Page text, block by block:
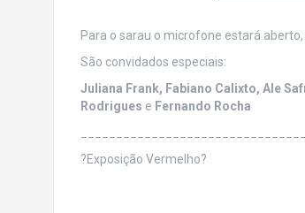
Para o sarau o microfone estará
São convidados especiais:
Juliana Frank, Fabiano Calixto, Ale
Rodrigues e Fernando Rocha
?Exposição Vermelho?